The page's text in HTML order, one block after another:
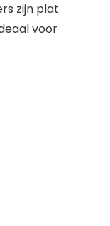
zijn plat
voor